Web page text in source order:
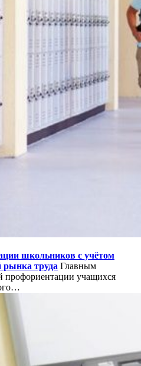
школьников с учётом
рынка труда Главным
профориентации учащихся